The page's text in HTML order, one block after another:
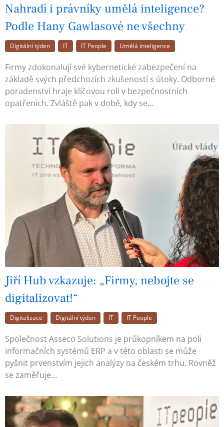
Nahradí i právníky umělá inteligence?
Podle Hany Gawlasové ne všechny
Digitální týden IT IT People Umělá inteligence
Firmy zdokonalují své kybernetické zabezpečení na
základě svých předchozích zkušeností s útoky. Odborné
poradenství hraje klíčovou roli v bezpečnostních
opatřeních. Zvláště pak v době, kdy se…
Jiří Hub vzkazuje: „Firmy, nebojte se
digitalizovat!“
Digitalizace Digitální týden IT IT People
Společnost Asseco Solutions je průkopníkem na poli
informačních systémů ERP a v této oblasti se může
pyšnit prvenstvím jejich analýzy na českém trhu. Rovněž
se zaměřuje…